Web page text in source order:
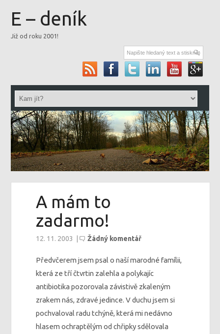
E – deník
Již od roku 2001!
A mám to
zadarmo!
12. 11. 2003 | Žádný komentář
Předvčerem jsem psal o naší marodné famílii,
která ze tří čtvrtin zalehla a polykajíc
antibiotika pozorovala závistivě zkaleným
zrakem nás, zdravé jedince. V duchu jsem si
pochvaloval radu tchýně, která mi nedávno
hlasem ochraptělým od chřipky sdělovala